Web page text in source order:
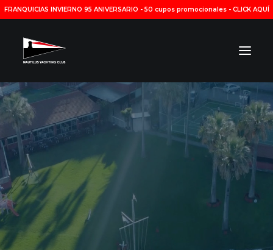
FRANQUICIAS INVIERNO 95 ANIVERSARIO - 50 cupos promocionales - CLICK AQUÍ
INSTITUCIONAL
YACHTING
DEPORTES
INSTALACIONES
HORARIOS
RESERVAS
NOTICIAS